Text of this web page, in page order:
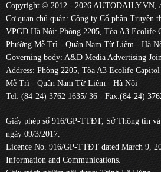
Copyright © 2012 - 2026 AUTODAILY.VN,
Cơ quan chủ quản: Công ty Cổ phần Truyền
VPGD Hà Nội: Phòng 2205, Tòa A3 Ecolife
Phường Mễ Trì - Quận Nam Từ Liêm - Hà
Governing body: A&D Media Advertising
Address: Phòng 2205, Tòa A3 Ecolife
Mễ Trì - Quận Nam Từ Liêm - Hà Nội
Tel: (84-24) 3762 1635/ 36 - Fax:(84-24)
Giấy phép số 916/GP-TTĐT, Sở Thông tin
ngày 09/3/2017.
Licence No. 916/GP-TTĐT dated March 9,
Information and Communications.